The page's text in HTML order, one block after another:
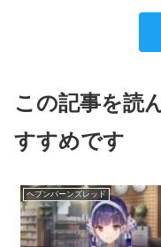
この記事を読
すすめです
ヘブンバーンズレッド